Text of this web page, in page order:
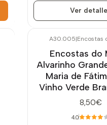
Ver
A30.005|Encostas
Encostas do
Alvarinho
Maria de
Vinho Verde
8,50€
4.0